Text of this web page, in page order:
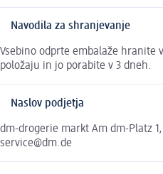
Navodila za shranjevanje
Vsebino odprte embalaže hranite
položaju in jo porabite v 3 dneh.
Naslov podjetja
dm-drogerie markt Am dm-Platz
service@dm.de